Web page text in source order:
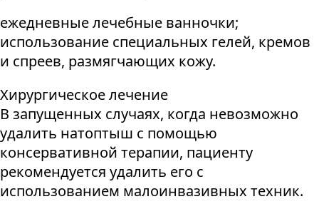
ежедневные лечебные ванночки;
использование специальных гелей, кремов
и спреев, размягчающих кожу.
Хирургическое лечение
В запущенных случаях, когда невозможно
удалить натоптыш с помощью
консервативной терапии, пациенту
рекомендуется удалить его с
использованием малоинвазивных техник.